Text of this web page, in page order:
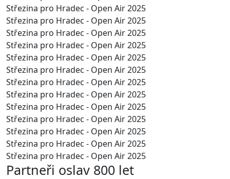
Střezina pro Hradec - Open Air 2025
Střezina pro Hradec - Open Air 2025
Střezina pro Hradec - Open Air 2025
Střezina pro Hradec - Open Air 2025
Střezina pro Hradec - Open Air 2025
Střezina pro Hradec - Open Air 2025
Střezina pro Hradec - Open Air 2025
Střezina pro Hradec - Open Air 2025
Střezina pro Hradec - Open Air 2025
Střezina pro Hradec - Open Air 2025
Střezina pro Hradec - Open Air 2025
Střezina pro Hradec - Open Air 2025
Střezina pro Hradec - Open Air 2025
Partneři oslav 800 let